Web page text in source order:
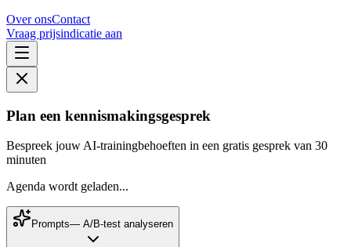
Over onsContact
Vraag prijsindicatie aan
Plan een kennismakingsgesprek
Bespreek jouw AI-trainingbehoeften in een gratis gesprek van 30
minuten
Agenda wordt geladen...
Prompts— A/B-test analyseren